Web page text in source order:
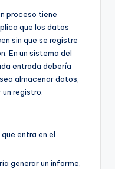
proceso tiene
que los datos
sin que se registre
En un sistema del
entrada debería
almacenar datos,
registro.
entra en el
generar un informe,